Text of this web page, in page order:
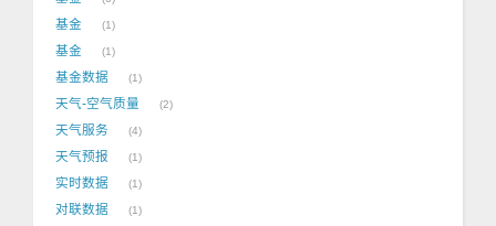
基金 1
基金 1
基金数据 1
天气-空气质量 2
天气服务 4
天气预报 1
实时数据 1
对联数据 1